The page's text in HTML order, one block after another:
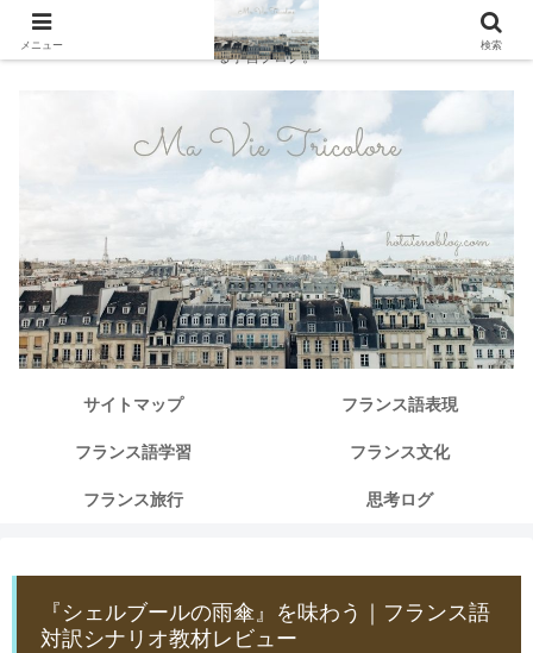
独学で仏検１級からその先へ。中級から「本当に使えるフランス語」を探求す
る学習ブログ。
サイトマップ フランス語表現
フランス語学習 フランス文化
フランス旅行 思考ログ
『シェルブールの雨傘』を味わう｜フランス語
対訳シナリオ教材レビュー
メニュー 検索